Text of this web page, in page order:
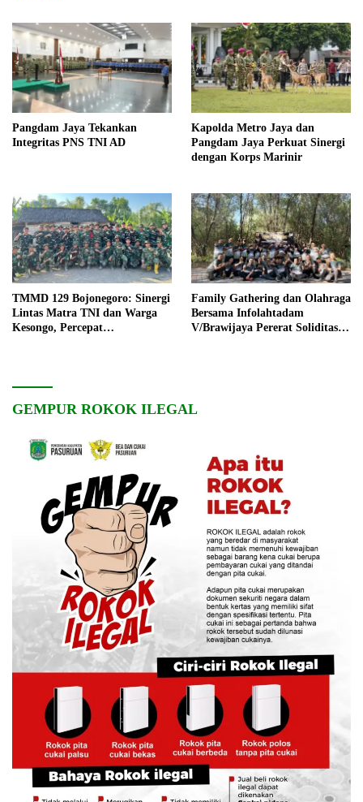
Pangdam Jaya Tekankan
Integritas PNS TNI AD
Kapolda Metro Jaya dan
Pangdam Jaya Perkuat Sinergi
dengan Korps Marinir
TMMD 129 Bojonegoro: Sinergi
Lintas Matra TNI dan Warga
Kesongo, Percepat
Family Gathering dan Olahraga
Bersama Infolahtadam
V/Brawijaya Pererat Soliditas
GEMPUR ROKOK ILEGAL